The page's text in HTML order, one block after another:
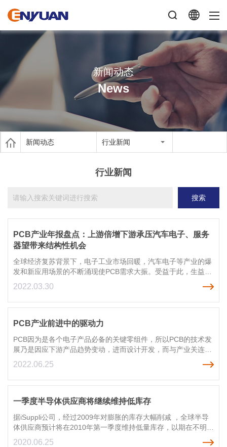
新闻动态
News
新闻动态 行业新闻
行业新闻
搜索
PCB产业年报盘点：上游倍增下游承压汽车电子、服务
器望带来结构性机会
全球经济复苏背景下，电子工业市场回暖，汽车电子等产业的爆
发和新应用场景的不断涌现使PCB需求大振。受益于此，生益科
技(600183.SH)、诺德股份(600110.SH)、超华科技(002288.SZ)
等PCB产业链上市公司2021年业绩纷纷报喜。
2022.03.30
PCB产业前进中的驱动力
PCB因为是各个电子产品必备的关键零组件，所以PCB的技术发
展乃是因应下游产品趋势变动，进而设计开发，而与产业关连性
较高的电子产品，可分为信息产品、通讯产品及消费性电子产品
等三大领域的应用产品，当中最具代表性的产品包括：NB、手
机及LCD TV、触控面板等系统产品的发展与市场状况深深牵动
板主要应用产品的市场状况。
2022.06.25
一季度半导体供应商将继续维持低库存
据iSuppli公司，经过2009年对膨胀的库存大幅削减 ，全球半导
体供应商预计将在2010年第一季度维持低量库存，以期在不明朗
的经济环境中能获益。
2020.06.25